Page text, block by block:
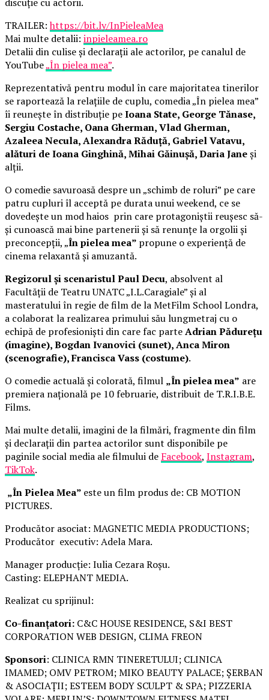
TRAILER:https://bit.ly/InPieleaMea
Mai multe detalii: inpieleamea.ro
Detalii din culise și declarații ale actorilor, pe canalul de
YouTube„În pielea mea”.
Reprezentativă pentru modul în care majoritatea tinerilor
se raportează la relațiile de cuplu, comedia „În pielea mea”
îi reunește în distribuție peIoana State, George Tănase,
Sergiu Costache, Oana Gherman, Vlad Gherman,
Azaleea Necula, Alexandra Răduță, Gabriel Vatavu,
alături de Ioana Ginghină, Mihai Găinușă, Daria Janeși
alții.
O comedie savuroasă despre un „schimb de roluri” pe care
patru cupluri îl acceptă pe durata unui weekend, ce se
dovedește un mod haios prin care protagoniștii reușesc să-
și cunoască mai bine partenerii și să renunțe la orgolii și
preconcepții, „În pielea mea” propune o experiență de
cinema relaxantă și amuzantă.
Regizorul și scenaristul Paul Decu, absolvent al
Facultății de Teatru UNATC „I.L.Caragiale” și al
masteratului în regie de film de la MetFilm School Londra,
a colaborat la realizarea primului său lungmetraj cu o
echipă de profesioniști din care fac parteAdrian Pădurețu
(imagine), Bogdan Ivanovici (sunet), Anca Miron
(scenografie), Francisca Vass (costume).
O comedie actuală și colorată, filmul „În pielea mea” are
premiera națională pe 10 februarie, distribuit de T.R.I.B.E.
Films.
Mai multe detalii, imagini de la filmări, fragmente din film
și declarații din partea actorilor sunt disponibile pe
paginile social media ale filmului de Facebook, Instagram,
TikTok.
„În Pielea Mea” este un film produs de: CB MOTION
PICTURES.
Producător asociat: MAGNETIC MEDIA PRODUCTIONS;
Producător executiv: Adela Mara.
Manager producție: Iulia Cezara Roșu.
Casting: ELEPHANT MEDIA.
Realizat cu sprijinul:
Co-finanțatori: C&C HOUSE RESIDENCE, S&I BEST
CORPORATION WEB DESIGN, CLIMA FREON
Sponsori: CLINICA RMN TINERETULUI; CLINICA
IMAMED; OMV PETROM; MIKO BEAUTY PALACE; ȘERBAN
& ASOCIAȚII; ESTEEM BODY SCULPT & SPA; PIZZERIA